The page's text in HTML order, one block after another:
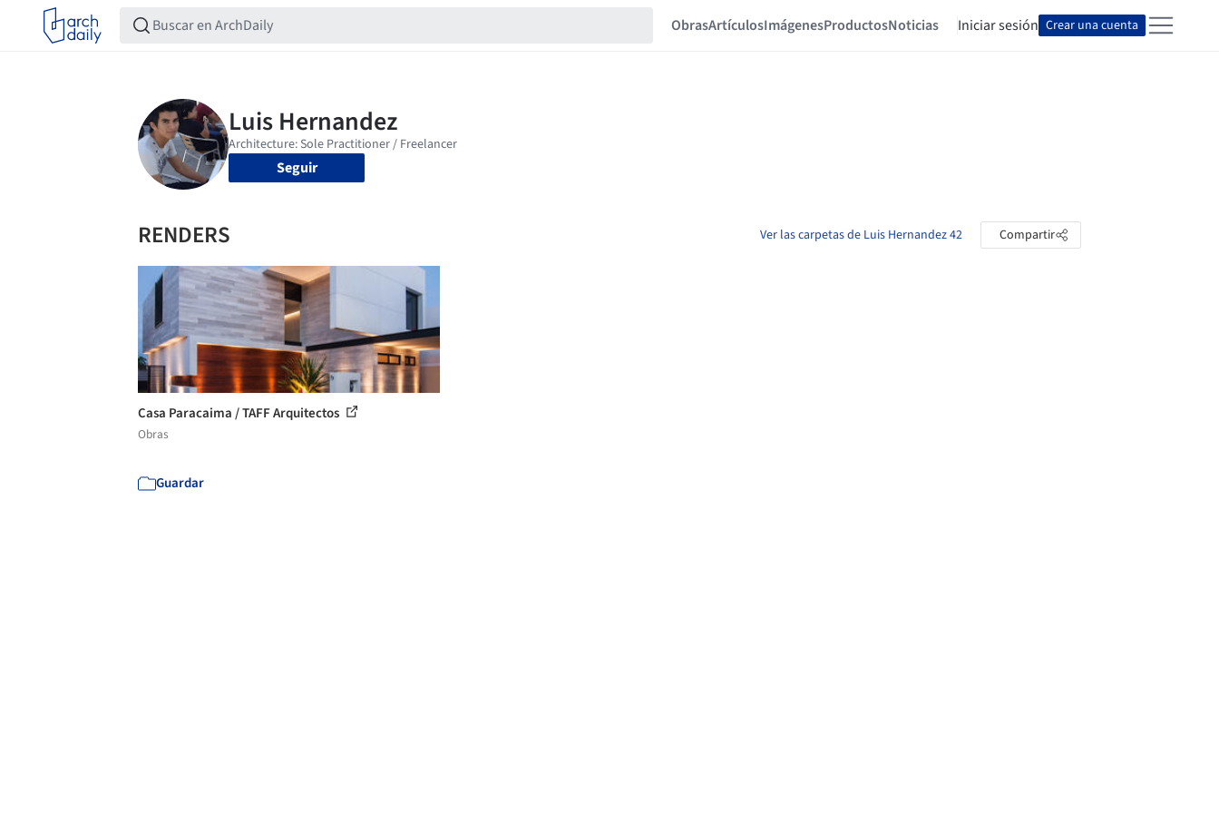
ObrasArtículosImágenesProductosNoticias Iniciar sesión Crear una cuenta
Seguir
RENDERS Ver las carpetas de Luis Hernandez 42 Compartir
Casa Paracaima / TAFF Arquitectos
Obras
Guardar